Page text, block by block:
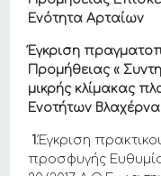
Ενότητα Αρταίων
Έγκριση
Προμήθειας «
μικρής κλίμακας
Ενοτήτων
1.Έγκριση
προσφυγής